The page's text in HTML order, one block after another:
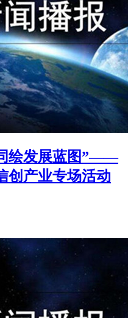
绘发展蓝图”——
创产业专场活动